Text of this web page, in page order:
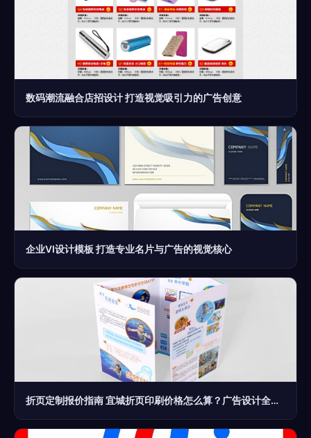
数码潮流融合店招设计 打造视觉吸引力的广告创意
企业VI设计模板 打造专业名片与广告的视觉核心
折页定制报价指南 宜城折页印刷价格怎么算？广告设计全解析